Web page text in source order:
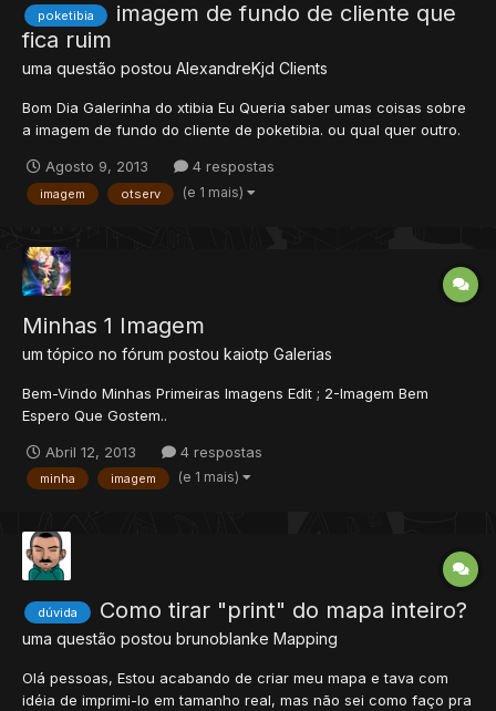
poketibia
imagem de fundo de cliente que
fica ruim
uma questão postou AlexandreKjd Clients
Bom Dia Galerinha do xtibia Eu Queria saber umas coisas sobre
a imagem de fundo do cliente de poketibia. ou qual quer outro.
como ou quais imagem ou tamanho que fica perfeito no cliente
eu queria saber o tamanho, ou alguem si...
Agosto 9, 2013 4 respostas
imagem otserv (e 1 mais)
Minhas 1 Imagem
um tópico no fórum postou kaiotp Galerias
Bem-Vindo Minhas Primeiras Imagens Edit ; 2-Imagem Bem
Espero Que Gostem..
Abril 12, 2013 4 respostas
minha imagem (e 1 mais)
dúvida Como tirar "print" do mapa inteiro?
uma questão postou brunoblanke Mapping
Olá pessoas, Estou acabando de criar meu mapa e tava com
idéia de imprimi-lo em tamanho real, mas não sei como faço pra